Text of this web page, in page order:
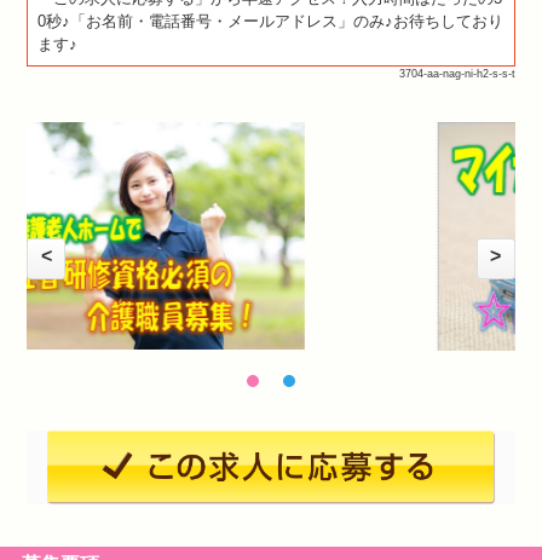
0秒♪「お名前・電話番号・メールアドレス」のみ♪お待ちしており
ます♪
3704-aa-nag-ni-h2-s-s-t
< >